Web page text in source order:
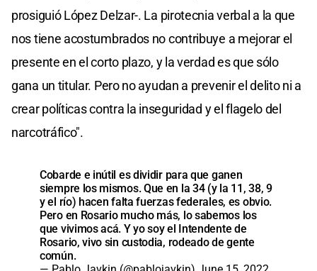
prosiguió López Delzar-. La pirotecnia verbal a la que
nos tiene acostumbrados no contribuye a mejorar el
presente en el corto plazo, y la verdad es que sólo
gana un titular. Pero no ayudan a prevenir el delito ni a
crear políticas contra la inseguridad y el flagelo del
narcotráfico".
Cobarde e inútil es dividir para que ganen
siempre los mismos. Que en la 34 (y la 11, 38, 9
y el río) hacen falta fuerzas federales, es obvio.
Pero en Rosario mucho más, lo sabemos los
que vivimos acá. Y yo soy el Intendente de
Rosario, vivo sin custodia, rodeado de gente
común.